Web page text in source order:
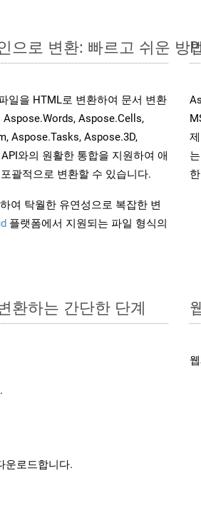
으로 변환: 빠르고 쉬운 방
일을 HTML로 변환하여 문서 변환
Aspose.Cells,
Aspose.Tasks, Aspose.3D,
와의 원활한 통합을 지원하여 애
괄적으로 변환할 수 있습니다.
여 탁월한 유연성으로 복잡한 변
플랫폼에서 지원되는 파일 형식의
환하는 간단한 단계
운로드합니다.